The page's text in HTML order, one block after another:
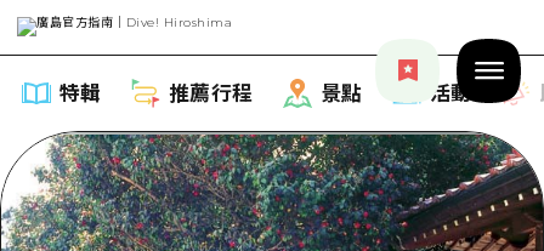
特輯 推薦行程 景點 活動